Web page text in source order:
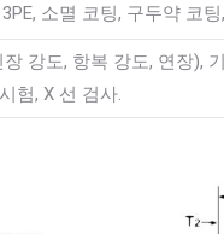
소멸 코팅, 구두약 코
강도, 항복 강도, 연장),
험, X 선 검사.